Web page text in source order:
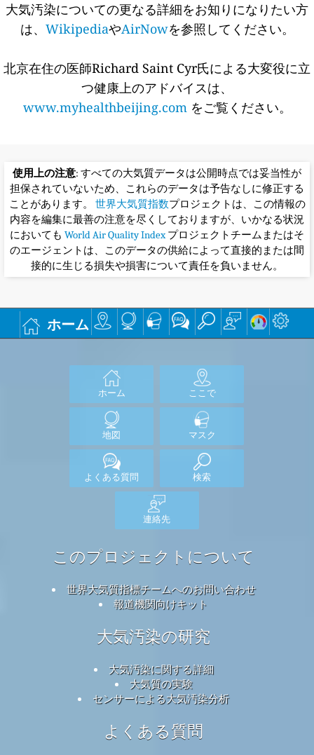
大気汚染についての更なる詳細をお知りになりたい方
は、 WikipediaやAirNowを参照してください。
北京在住の医師Richard Saint Cyr氏による大変役に立
つ健康上のアドバイスは、
www.myhealthbeijing.com をご覧ください。
使用上の注意: すべての大気質データは公開時点では妥当性が
担保されていないため、これらのデータは予告なしに修正する
ことがあります。 世界大気質指数プロジェクトは、この情報の
内容を編集に最善の注意を尽くしておりますが、いかなる状況
においても World Air Quality Indexプロジェクトチームまたはそ
のエージェントは、このデータの供給によって直接的または間
接的に生じる損失や損害について責任を負いません。
ホーム
ホーム ここで
地図 マスク
よくある質問 検索
連絡先
このプロジェクトについて
世界大気質指標チームへのお問い合わせ
報道機関向けキット
大気汚染の研究
大気汚染に関する詳細
大気質の実験
センサーによる大気汚染分析
よくある質問